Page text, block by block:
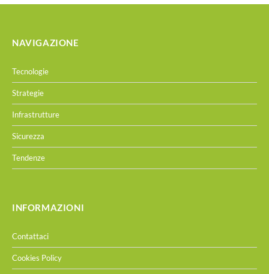
NAVIGAZIONE
Tecnologie
Strategie
Infrastrutture
Sicurezza
Tendenze
INFORMAZIONI
Contattaci
Cookies Policy